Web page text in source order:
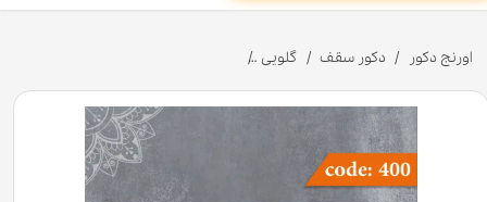
اورنج دکور دکور سقف گلویی